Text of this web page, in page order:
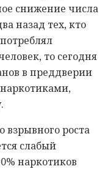
снижение числа
назад тех, кто
то сегодня
в преддверии
взрывного роста
слабый
наркотиков